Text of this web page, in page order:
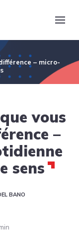
– micro-
vous
–
sens
BANO